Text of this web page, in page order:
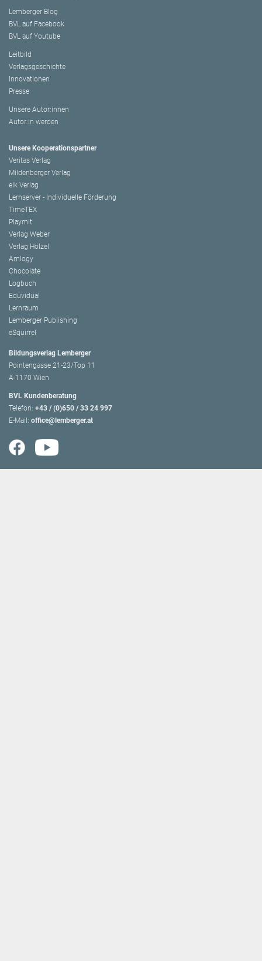
Lemberger Blog
BVL auf Facebook
BVL auf Youtube
Leitbild
Verlagsgeschichte
Innovationen
Presse
Unsere Autor:innen
Autor:in werden
Unsere Kooperationspartner
Veritas Verlag
Mildenberger Verlag
elk Verlag
Lernserver - Individuelle Förderung
TimeTEX
Playmit
Verlag Weber
Verlag Hölzel
Amlogy
Chocolate
Logbuch
Eduvidual
Lernraum
Lemberger Publishing
eSquirrel
Bildungsverlag Lemberger
Pointengasse 21-23/Top 11
A-1170 Wien
BVL Kundenberatung
Telefon: +43 / (0)650 / 33 24 997
E-Mail: office@lemberger.at